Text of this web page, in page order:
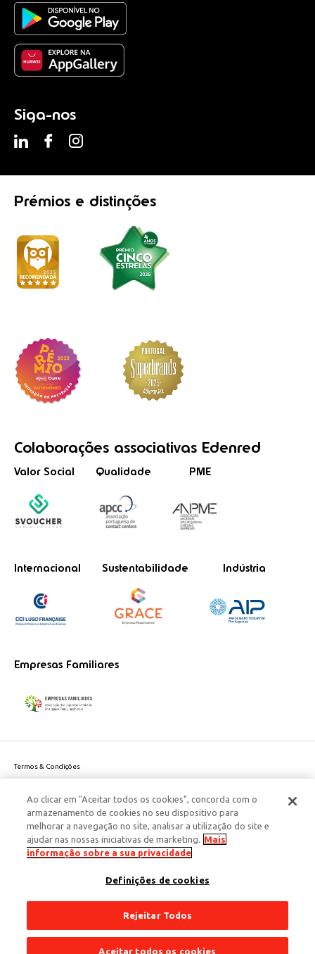
Siga-nos
Prémios e distinções
Colaborações associativas Edenred
Valor Social Qualidade PME
Internacional Sustentabilidade Indústria
Empresas Familiares
Termos & Condições
Politica de Cookies
Política de Privacidade Dados Pessoais
Responsabilidade Social Corporativa
Este site é protegido pelo reCAPTCHA e aplicam-se a
da Google.
Ao clicar em "Aceitar todos os cookies", concorda com o
armazenamento de cookies no seu dispositivo para
melhorar a navegação no site, analisar a utilização do site e
ajudar nas nossas iniciativas de marketing. Mais
informação sobre a sua privacidade
Definições de cookies
Rejeitar Todos
Aceitar todos os cookies